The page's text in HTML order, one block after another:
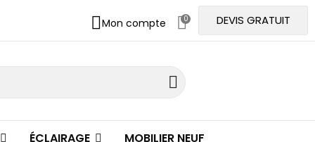
Mon compte 0 DEVIS GRATUIT
ÉCLAIRAGE MOBILIER NEUF